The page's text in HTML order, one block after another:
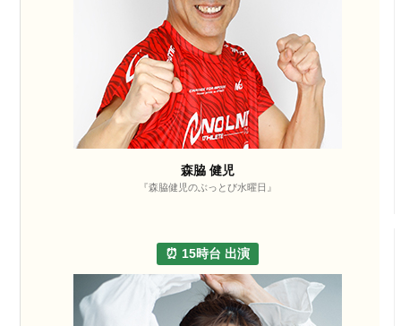
森脇 健児
『森脇健児のぶっとび水曜日』
⏰ 15時台 出演